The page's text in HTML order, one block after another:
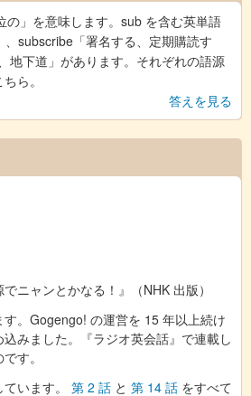
の」を意味します。sub を含む英単語
subscribe「署名する、定期購読す
地下道」があります。それぞれの語源
ら。
答えを見る
ニャンとかなる！』（NHK 出版）
。Gogengo! の運営を 15 年以上続け
みました。『ラジオ英会話』で連載し
す。
います。 第 2 話 と 第 14 話 をすべて